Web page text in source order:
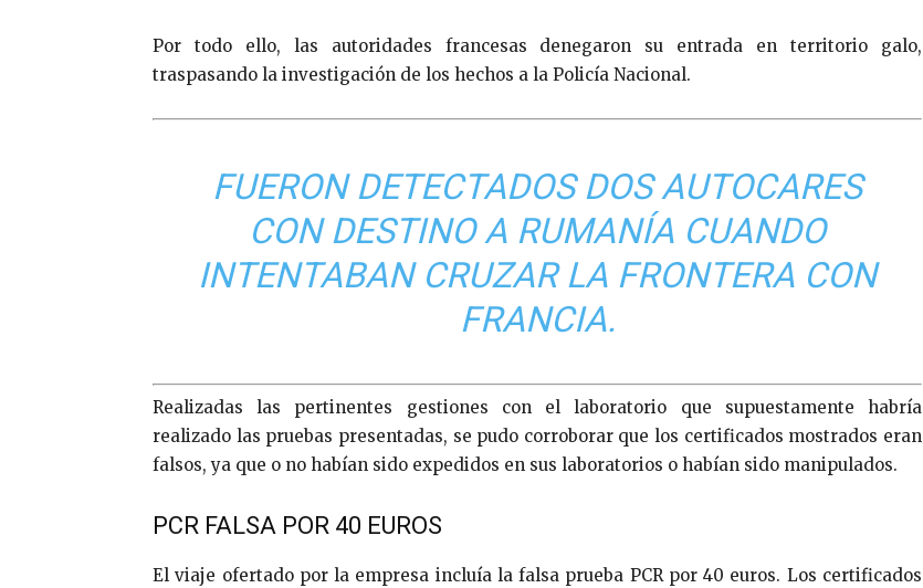
Por todo ello, las autoridades francesas denegaron su entrada en territorio galo,
traspasando la investigación de los hechos a la Policía Nacional.
FUERON DETECTADOS DOS AUTOCARES
CON DESTINO A RUMANÍA CUANDO
INTENTABAN CRUZAR LA FRONTERA CON
FRANCIA.
Realizadas las pertinentes gestiones con el laboratorio que supuestamente habría
realizado las pruebas presentadas, se pudo corroborar que los certificados mostrados eran
falsos, ya que o no habían sido expedidos en sus laboratorios o habían sido manipulados.
PCR FALSA POR 40 EUROS
El viaje ofertado por la empresa incluía la falsa prueba PCR por 40 euros. Los certificados